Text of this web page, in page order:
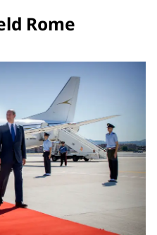
Rome